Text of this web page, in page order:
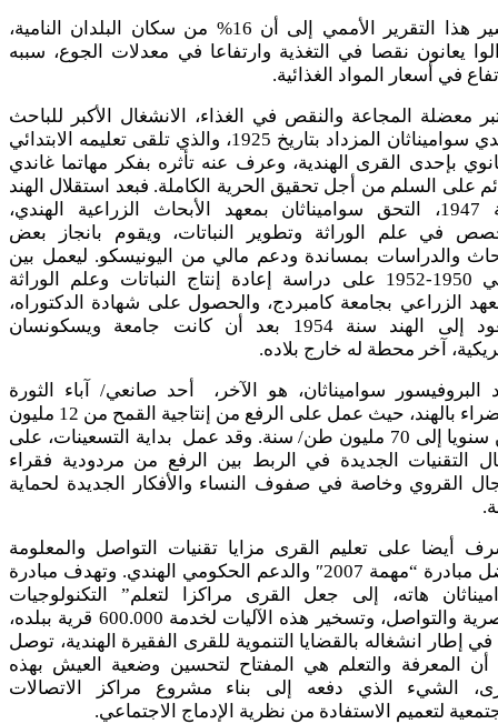
ويشير هذا التقرير الأممي إلى أن 16% من سكان البلدان النامية،
يعانون نقصا في التغذية وارتفاعا في معدلات الجوع، سببه
في أسعار المواد الغذائية.
معضلة المجاعة والنقص في الغذاء، الانشغال الأكبر للباحث
الهندي سواميناثان المزداد بتاريخ 1925، والذي تلقى تعليمه الابتدائي
بإحدى القرى الهندية، وعرف عنه تأثره بفكر مهاتما غاندي
على السلم من أجل تحقيق الحرية الكاملة. فبعد استقلال الهند
سنة 1947، التحق سواميناثان بمعهد الأبحاث الزراعية الهندي،
في علم الوراثة وتطوير النباتات، ويقوم بانجاز بعض
والدراسات بمساندة ودعم مالي من اليونيسكو. ليعمل بين
سنتي 1950-1952 على دراسة إعادة إنتاج النباتات وعلم الوراثة
الزراعي بجامعة كامبردج، والحصول على شهادة الدكتوراه،
وليعود إلى الهند سنة 1954 بعد أن كانت جامعة ويسكونسان
آخر محطة له خارج بلاده.
البروفيسور سواميناثان، هو الآخر، أحد صانعي/ آباء الثورة
الخضراء بالهند، حيث عمل على الرفع من إنتاجية القمح من 12 مليون
طن سنويا إلى 70 مليون طن/ سنة. وقد عمل بداية التسعينات، على
التقنيات الجديدة في الربط بين الرفع من مردودية فقراء
القروي وخاصة في صفوف النساء والأفكار الجديدة لحماية
أيضا على تعليم القرى مزايا تقنيات التواصل والمعلومة
بفضل مبادرة “مهمة 2007″ والدعم الحكومي الهندي. وتهدف مبادرة
هاته، إلى جعل القرى مراكزا لتعلم” التكنولوجيات
العصرية والتواصل، وتسخير هذه الآليات لخدمة 600.000 قرية ببلده،
في إطار انشغاله بالقضايا التنموية للقرى الفقيرة الهندية، توصل
أن المعرفة والتعلم هي المفتاح لتحسين وضعية العيش بهذه
الشيء الذي دفعه إلى بناء مشروع مراكز الاتصالات
لتعميم الاستفادة من نظرية الإدماج الاجتماعي.